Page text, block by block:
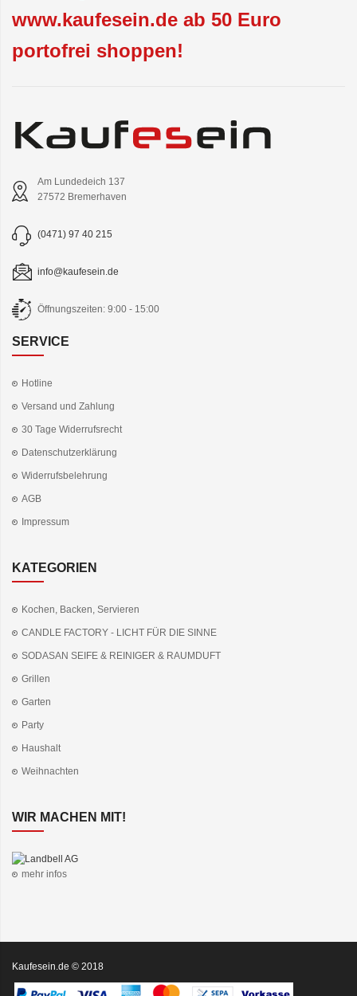
www.kaufesein.de ab 50 Euro
portofrei shoppen!
Am Lundedeich 137
27572 Bremerhaven
(0471) 97 40 215
info@kaufesein.de
Öffnungszeiten: 9:00 - 15:00
SERVICE
Hotline
Versand und Zahlung
30 Tage Widerrufsrecht
Datenschutzerklärung
Widerrufsbelehrung
AGB
Impressum
KATEGORIEN
Kochen, Backen, Servieren
CANDLE FACTORY - LICHT FÜR DIE SINNE
SODASAN SEIFE & REINIGER & RAUMDUFT
Grillen
Garten
Party
Haushalt
Weihnachten
WIR MACHEN MIT!
mehr infos
Kaufesein.de © 2018